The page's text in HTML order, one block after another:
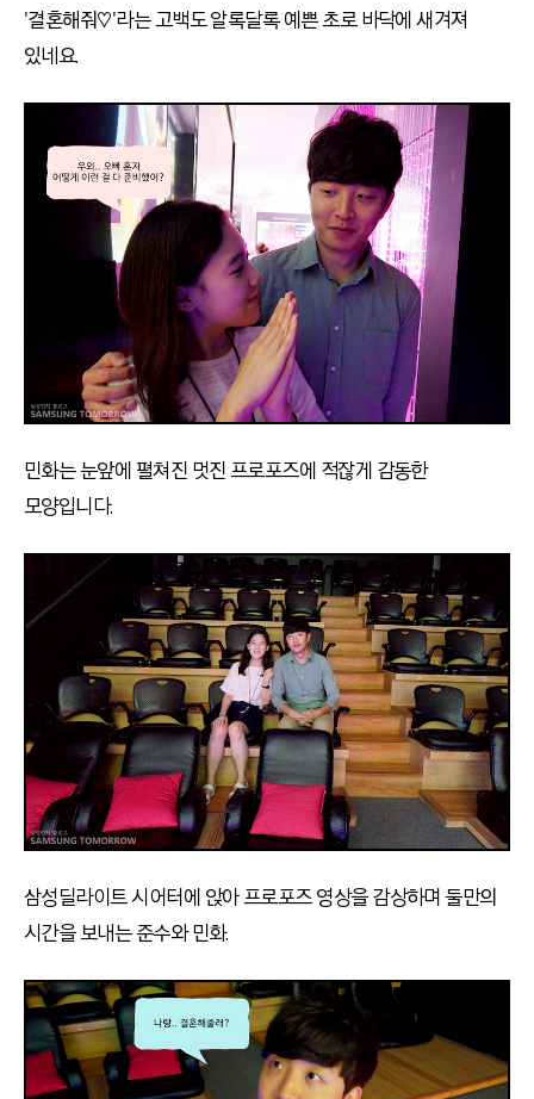
'결혼해줘♡'라는 고백도 알록달록 예쁜 초로 바닥에 새겨져
있네요.
민화는 눈앞에 펼쳐진 멋진 프로포즈에 적잖게 감동한
모양입니다.
삼성딜라이트 시어터에 앉아 프로포즈 영상을 감상하며 둘만의
시간을 보내는 준수와 민화.